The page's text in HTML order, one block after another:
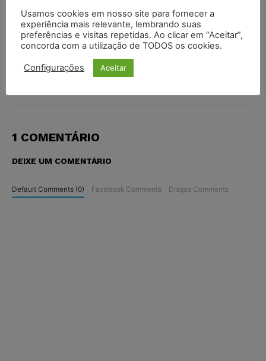
http://juristas.com.br
O Portal Juristas nasceu com o objetivo de integrar
uma comunidade jurídica onde os internautas possam
compartilhar suas informações, ideias e delegar cada
vez mais seu aprendizado em nosso Portal.
1 COMENTÁRIO
DEIXE UM COMENTÁRIO
Default Comments (0) Facebook Comments Disqus Comments
Usamos cookies em nosso site para fornecer a
experiência mais relevante, lembrando suas
preferências e visitas repetidas. Ao clicar em “Aceitar”,
concorda com a utilização de TODOS os cookies.
Configurações Aceitar